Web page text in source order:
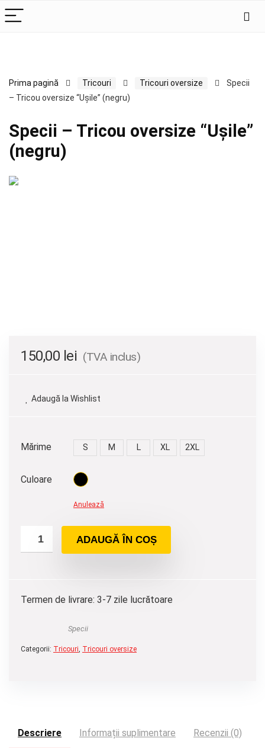
Prima pagină Tricouri Tricouri oversize
Specii
– Tricou oversize “Ușile” (negru)
Specii – Tricou oversize “Ușile”
(negru)
150,00 lei (TVA inclus)
Adaugă la Wishlist
Mărime S M L XL 2XL
Culoare
Anulează
ADAUGĂ ÎN COȘ
Termen de livrare: 3-7 zile lucrătoare
Specii
Categorii: Tricouri, Tricouri oversize
Descriere Informații suplimentare Recenzii (0)